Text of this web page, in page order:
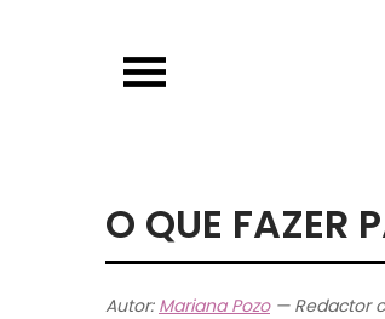
O QUE FAZER
Autor: Mariana Pozo— Redactor